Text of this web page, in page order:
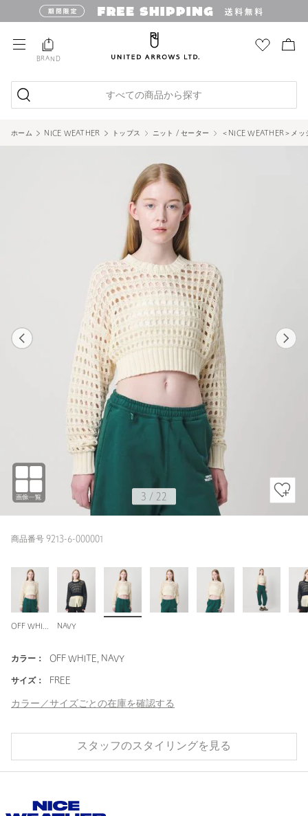
BRAND
すべての商品から探す
ホーム NICE WEATHER トップス ニット / セーター ＜NICE WEATHER＞メ
3 / 22
商品番号 9213-6-000001
NAVY
カラー： OFF WHITE, NAVY
サイズ： FREE
カラー／サイズごとの在庫を確認する
スタッフのスタイリングを見る
OFF WHITE
1 22